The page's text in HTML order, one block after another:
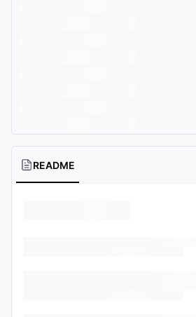
README